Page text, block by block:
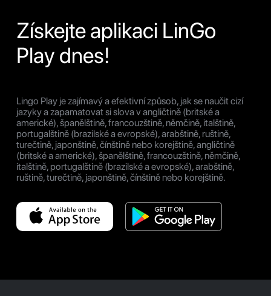
Získejte aplikaci LinGo
Play dnes!
Lingo Play je zajímavý a efektivní způsob, jak se naučit cizí
jazyky a zapamatovat si slova v angličtině (britské a
americké), španělštině, francouzštině, němčině, italštině,
portugalštině (brazilské a evropské), arabštině, ruštině,
turečtině, japonštině, čínštině nebo korejštině, angličtině
(britské a americké), španělštině, francouzštině, němčině,
italštině, portugalštině (brazilské a evropské), arabštině,
ruštině, turečtině, japonštině, čínštině nebo korejštině.